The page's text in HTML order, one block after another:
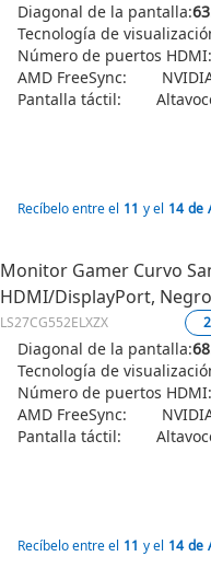
Diagonal de la pantalla:
Tecnología de
Número de puertos HDMI:
AMD FreeSync:
Pantalla táctil:
Recíbelo entre el 11 y el 14 de
Monitor Gamer Curvo
HDMI/DisplayPort, Negro
LS27CG552ELXZX 2
Diagonal de la pantalla:
Tecnología de
Número de puertos HDMI:
AMD FreeSync:
Pantalla táctil:
Recíbelo entre el 11 y el 14 de